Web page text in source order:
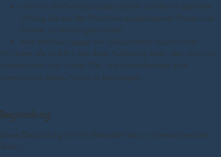
nicht nur die Prostitutionslobby anhört, sondern in gleichem
Umfang die aus der Prostitution ausgestiegenen Frauen und
Männer zu Anhörungen einlädt.
ihren Beschluss gegen ein Sexkaufverbot zurück nimmt.
Wir bitten alle LINKEN, die diese Auffassung teilen, den Aufruf zu
unterzeichnen und in ihren Orts- und Kreisverbänden eine
Unterstützung dieses Aufrufs zu beantragen.
Begründung:
(Diese Begründung ist nicht Bestandteil des zu unterzeichnenden
Textes.)